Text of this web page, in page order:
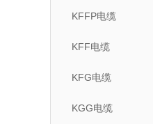
KFFP电缆
KFF电缆
KFG电缆
KGG电缆